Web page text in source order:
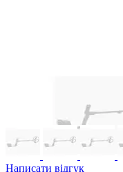
Написати відгук